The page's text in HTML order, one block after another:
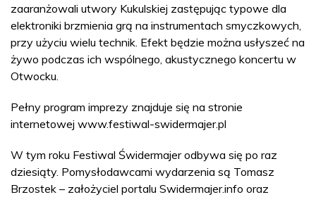
zaaranżowali utwory Kukulskiej zastępując typowe dla
elektroniki brzmienia grą na instrumentach smyczkowych,
przy użyciu wielu technik. Efekt będzie można usłyszeć na
żywo podczas ich wspólnego, akustycznego koncertu w
Otwocku.
Pełny program imprezy znajduje się na stronie
internetowej www.festiwal-swidermajer.pl
W tym roku Festiwal Świdermajer odbywa się po raz
dziesiąty. Pomysłodawcami wydarzenia są Tomasz
Brzostek – założyciel portalu Swidermajer.info oraz